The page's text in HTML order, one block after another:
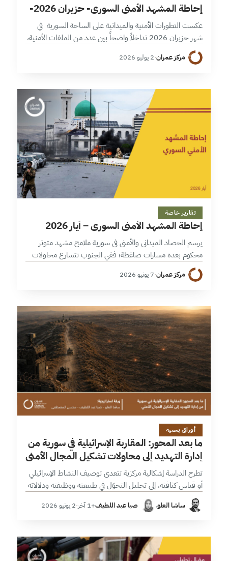
إحاطة المشهد الأمني السوري- حزيران 2026-
عكست التطورات الأمنية والميدانية على الساحة السورية في
شهر حزيران 2026 تداخلاً واضحاً بين عدد من الملفات الأمنية،
إذ توزعت هذه التطورات بين انفلات السلاح، وتصاعد الاغتيالات،
واتساع التوترات المحلية،…
مركز عمران·2 يوليو 2026
10 دقائق
تقارير خاصة
إحاطة المشهد الأمني السوري – أيار 2026
يرسم الحصاد الميداني والأمني في سورية ملامح مشهد متوتر
محكوم بعدة مسارات ضاغطة؛ ففي الجنوب تتسارع محاولات
فرض واقع أمني جديد عبر توغلات عسكرية برية مكثفة ونصب
حواجز تفتيش مستمرة،…
مركز عمران·7 يونيو 2026
51 دقائق
أوراق بحثية
ما بعد المحور: المقاربة الإسرائيلية في سورية من
إدارة التهديد إلى محاولات تشكيل المجال الأمني
تطرح الدراسة إشكالية مركزية تتعدى توصيف النشاط الإسرائيلي
أو قياس كثافته، إلى تحليل التحوّل في طبيعته ووظيفته ودلالاته
الاستراتيجية. وتعتمد في هذا السياق؛ منهجية تجمع بين الرصد
الكمي والتحليل النوعي،…
ساشا العلو، صبا عبد اللطيف+1 آخر ·2 يونيو 2026